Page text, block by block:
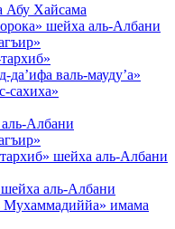
Абу Хайсама
шейха аль-Албани
да’ифа валь-мауду’а»
сахиха»
Албани
шейха аль-Албани
аль-Албани
имама